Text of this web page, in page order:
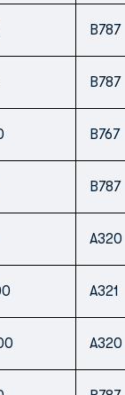
B787
B787
B767
B787
A320
A321
A320